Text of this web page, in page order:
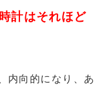
計はそれほど
内向的になり、あ